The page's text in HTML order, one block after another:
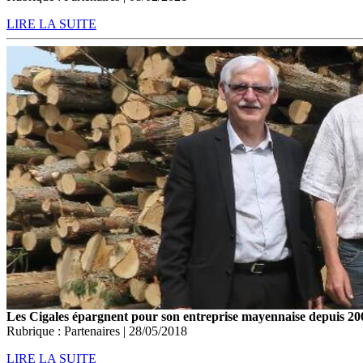
LIRE LA SUITE
Les Cigales épargnent pour son entreprise mayennaise depuis
Rubrique : Partenaires | 28/05/2018
LIRE LA SUITE